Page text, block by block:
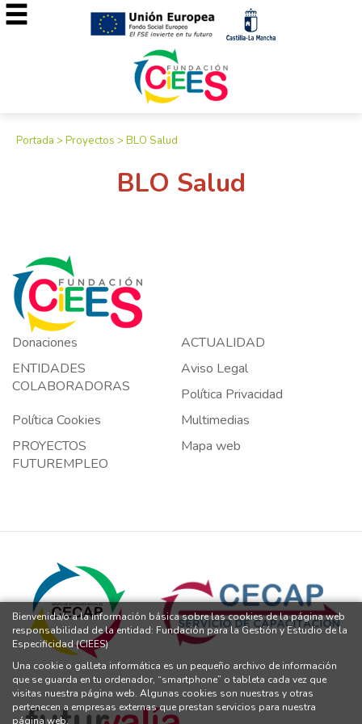
Portada >Proyectos >BLO Salud
BLO Salud
Donaciones
ACTUALIDAD
ENTIDADES
COLABORADORAS
Aviso Legal
Política Privacidad
Política Cookies
Multimedias
PROYECTOS
FUTUREMPLEO
Mapa web
Bienvenida/o a la información básica sobre las cookies de la página web
responsabilidad de la entidad: Fundación para la Gestión y Estudio de la
Especificidad (CIEES)
Una cookie o galleta informática es un pequeño archivo de información
que se guarda en tu ordenador, “smartphone” o tableta cada vez que
visitas nuestra página web. Algunas cookies son nuestras y otras
pertenecen a empresas externas que prestan servicios para nuestra
página web.